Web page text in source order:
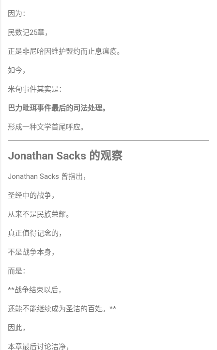
因为：
民数记25章，
正是非尼哈因维护盟约而止息瘟疫。
如今，
米甸事件其实是：
巴力毗珥事件最后的司法处理。
形成一种文学首尾呼应。
Jonathan Sacks 的观察
Jonathan Sacks 曾指出，
圣经中的战争，
从来不是民族荣耀。
真正值得记念的，
不是战争本身，
而是：
**战争结束以后，
还能不能继续成为圣洁的百姓。**
因此，
本章最后讨论洁净，